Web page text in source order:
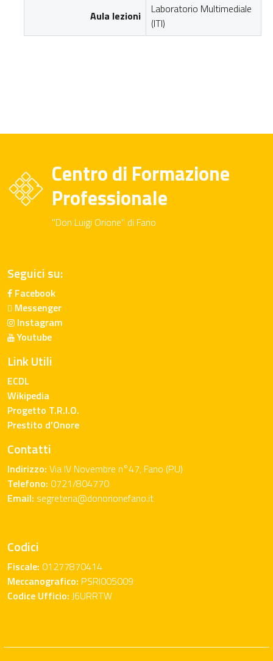
Aula lezioni
Laboratorio Multimediale
(ITI)
Centro di Formazione
Professionale
"Don Luigi Orione" di Fano
Seguici su:
Facebook
Messenger
Instagram
Youtube
Link Utili
ECDL
Wikipedia
Progetto T.R.I.O.
Prestito d’Onore
Contatti
Indirizzo: Via IV Novembre n°47, Fano (PU)
Telefono: 0721/804770
Email: segreteria@donorionefano.it
Codici
Fiscale: 01277870414
Meccanografico: PSRI005009
Codice Ufficio: J6URRTW